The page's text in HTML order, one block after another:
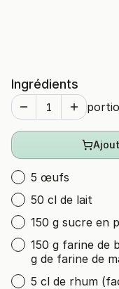
Ingrédients
5 œufs
50 cl de lait
150 g sucre en
150 g farine de
g de farine de
5 cl de rhum